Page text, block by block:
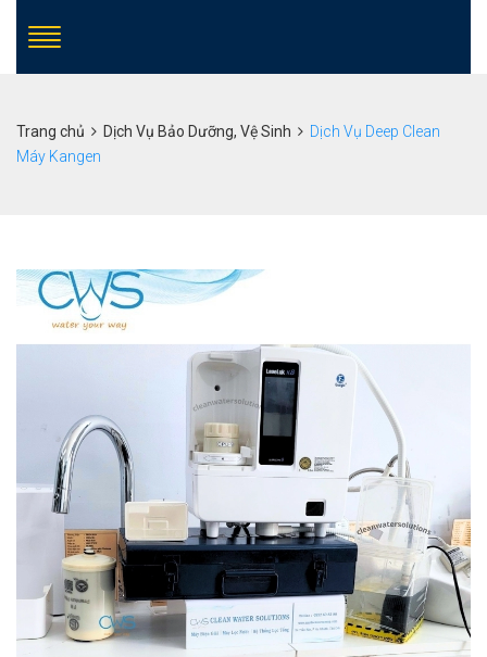
Trang chủ Dịch Vụ Bảo Dưỡng, Vệ Sinh
Dịch Vụ Deep Clean
Máy Kangen